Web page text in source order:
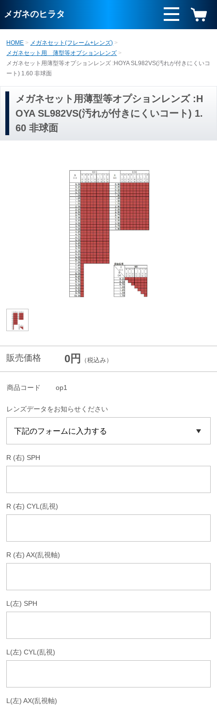
メガネのヒラタ
HOME
メガネセット(フレーム+レンズ)
メガネセット用 薄型等オプションレンズ
メガネセット用薄型等オプションレンズ :HOYA SL982VS(汚れが付きにくいコ
ート) 1.60 非球面
メガネセット用薄型等オプションレンズ :H
OYA SL982VS(汚れが付きにくいコート) 1.
60 非球面
販売価格 0円 （税込み）
商品コード op1
レンズデータをお知らせください
R (右) SPH
R (右) CYL(乱視)
R (右) AX(乱視軸)
L(左) SPH
L(左) CYL(乱視)
L(左) AX(乱視軸)